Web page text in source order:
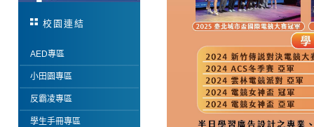
校園連結
AED專區
小田園專區
反霸凌專區
學生手冊專區